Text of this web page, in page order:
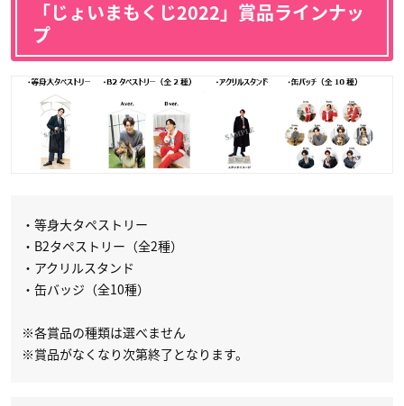
「じょいまもくじ2022」賞品ラインナッ
プ
・等身大タペストリー
・B2タペストリー（全2種）
・アクリルスタンド
・缶バッジ（全10種）
※各賞品の種類は選べません
※賞品がなくなり次第終了となります。